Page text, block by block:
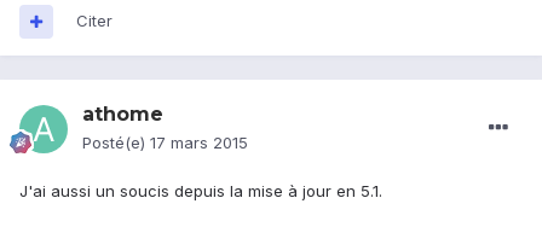
Citer
athome
Posté(e) 17 mars 2015
J'ai aussi un soucis depuis la mise à jour en 5.1.